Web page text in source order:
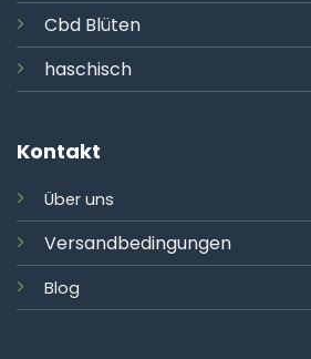
Cbd Blüten
haschisch
Kontakt
Über uns
Versandbedingungen
Blog